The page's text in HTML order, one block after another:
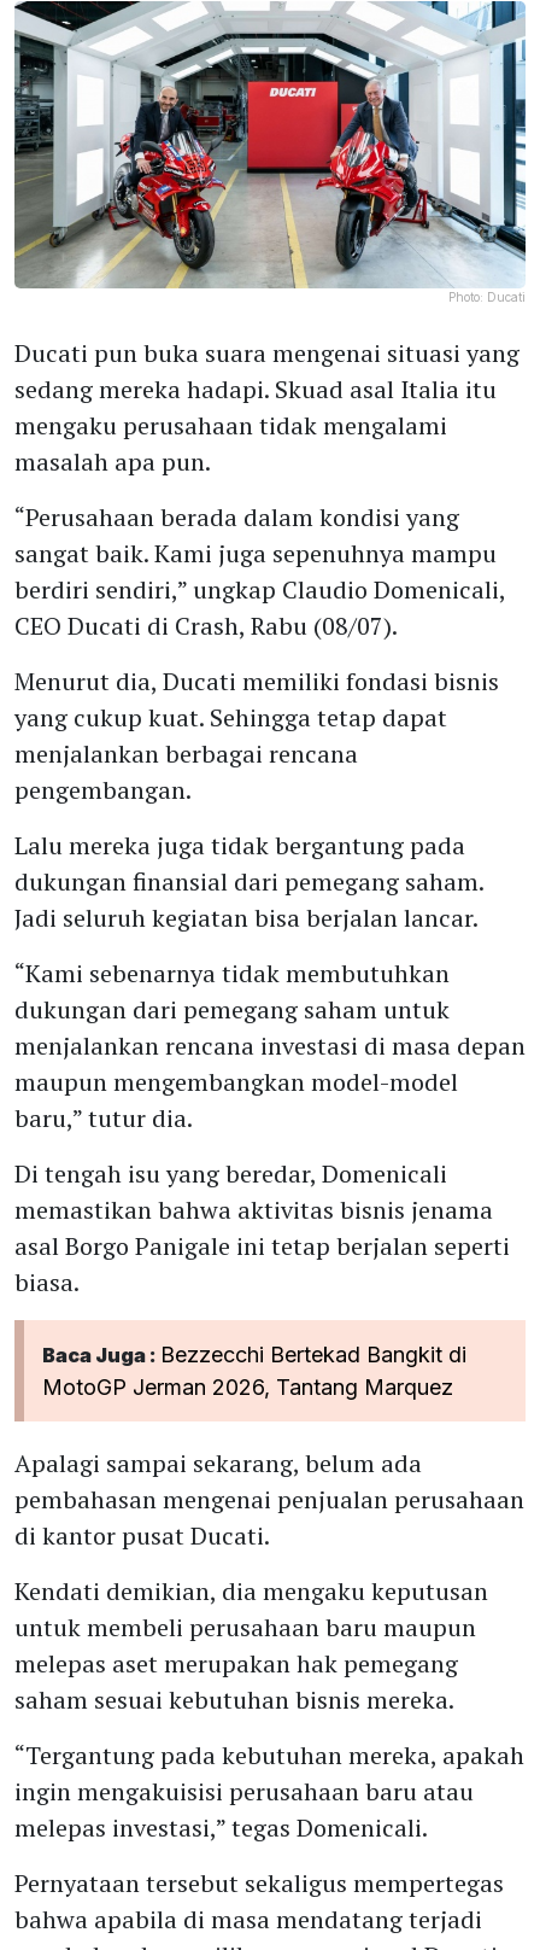
Photo: Ducati
Ducati pun buka suara mengenai situasi yang
sedang mereka hadapi. Skuad asal Italia itu
mengaku perusahaan tidak mengalami
masalah apa pun.
“Perusahaan berada dalam kondisi yang
sangat baik. Kami juga sepenuhnya mampu
berdiri sendiri,” ungkap Claudio Domenicali,
CEO Ducati di Crash, Rabu (08/07).
Menurut dia, Ducati memiliki fondasi bisnis
yang cukup kuat. Sehingga tetap dapat
menjalankan berbagai rencana
pengembangan.
Lalu mereka juga tidak bergantung pada
dukungan finansial dari pemegang saham.
Jadi seluruh kegiatan bisa berjalan lancar.
“Kami sebenarnya tidak membutuhkan
dukungan dari pemegang saham untuk
menjalankan rencana investasi di masa depan
maupun mengembangkan model-model
baru,” tutur dia.
Di tengah isu yang beredar, Domenicali
memastikan bahwa aktivitas bisnis jenama
asal Borgo Panigale ini tetap berjalan seperti
biasa.
Baca Juga : Bezzecchi Bertekad Bangkit di
MotoGP Jerman 2026, Tantang Marquez
Apalagi sampai sekarang, belum ada
pembahasan mengenai penjualan perusahaan
di kantor pusat Ducati.
Kendati demikian, dia mengaku keputusan
untuk membeli perusahaan baru maupun
melepas aset merupakan hak pemegang
saham sesuai kebutuhan bisnis mereka.
“Tergantung pada kebutuhan mereka, apakah
ingin mengakuisisi perusahaan baru atau
melepas investasi,” tegas Domenicali.
Pernyataan tersebut sekaligus mempertegas
bahwa apabila di masa mendatang terjadi